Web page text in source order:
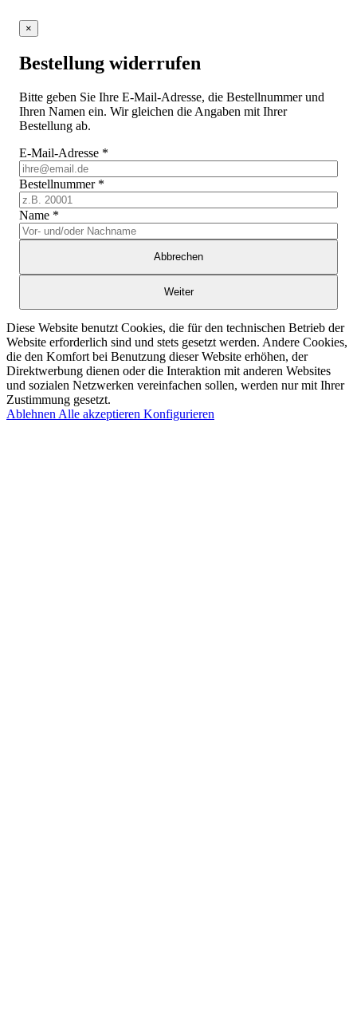
×
Bestellung widerrufen
Bitte geben Sie Ihre E-Mail-Adresse, die Bestellnummer und
Ihren Namen ein. Wir gleichen die Angaben mit Ihrer
Bestellung ab.
E-Mail-Adresse *
Bestellnummer *
Name *
Abbrechen
Weiter
Diese Website benutzt Cookies, die für den technischen Betrieb der
Website erforderlich sind und stets gesetzt werden. Andere Cookies,
die den Komfort bei Benutzung dieser Website erhöhen, der
Direktwerbung dienen oder die Interaktion mit anderen Websites
und sozialen Netzwerken vereinfachen sollen, werden nur mit Ihrer
Zustimmung gesetzt.
Ablehnen Alle akzeptieren Konfigurieren